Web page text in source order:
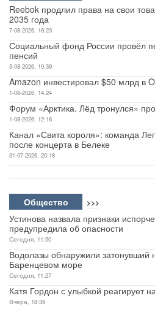
Reebok продлил права на свои
2035 года
7-08-2026, 16:23
Социальный фонд России провёл
пенсий
3-08-2026, 10:39
Amazon инвестировал $50 млрд в
1-08-2026, 14:24
Форум «Арктика. Лёд тронулся»
1-08-2026, 12:16
Канал «Свита короля»: команда
после концерта в Белеке
31-07-2026, 20:18
Общество >>>
Устинова назвала признаки
предупредила об опасности
Сегодня, 11:50
Водолазы обнаружили затонувший
Баренцевом море
Сегодня, 11:27
Катя Гордон с улыбкой реагирует
Вчера, 18:39